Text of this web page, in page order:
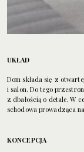
UKŁAD
Dom składa się z
i salon. Do tego
z dbałością o detale. W
schodowa prowadząca
KONCEPCJA